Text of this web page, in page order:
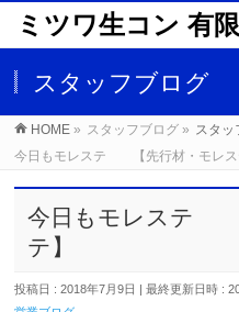
ミツワ生コン 有
スタッフブログ
HOME » スタッフブログ » スタッ
今日もモレステ 【先行材・モレス
今日もモレステ
テ】
投稿日 : 2018年7月9日 最終更新日時 :